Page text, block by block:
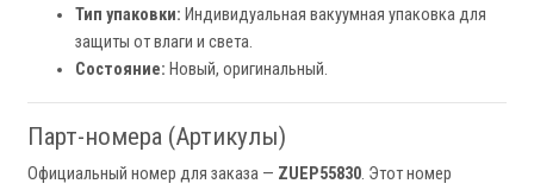
Тип упаковки: Индивидуальная вакуумная упаковка для
защиты от влаги и света.
Состояние: Новый, оригинальный.
Парт-номера (Артикулы)
Официальный номер для заказа — ZUEP55830. Этот номер